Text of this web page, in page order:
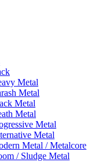
Metal
Metal
Metal
Metal
Metal
Metal
Metal / Metalcore
/ Sludge Metal